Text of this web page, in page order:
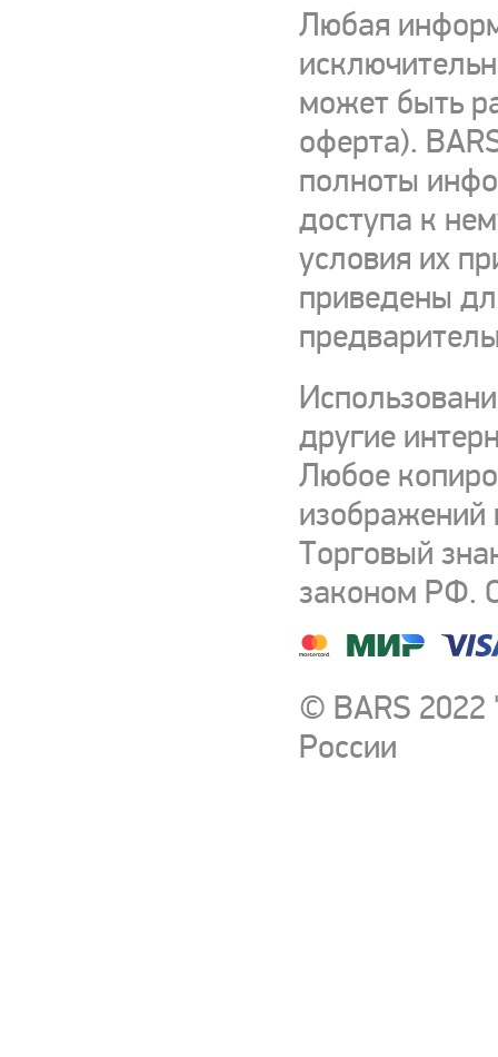
Любая
может быть
оферта).
полноты
доступа к
условия их
приведены
другие
Любое
изображений
Торговый
законом РФ.
© BARS
России